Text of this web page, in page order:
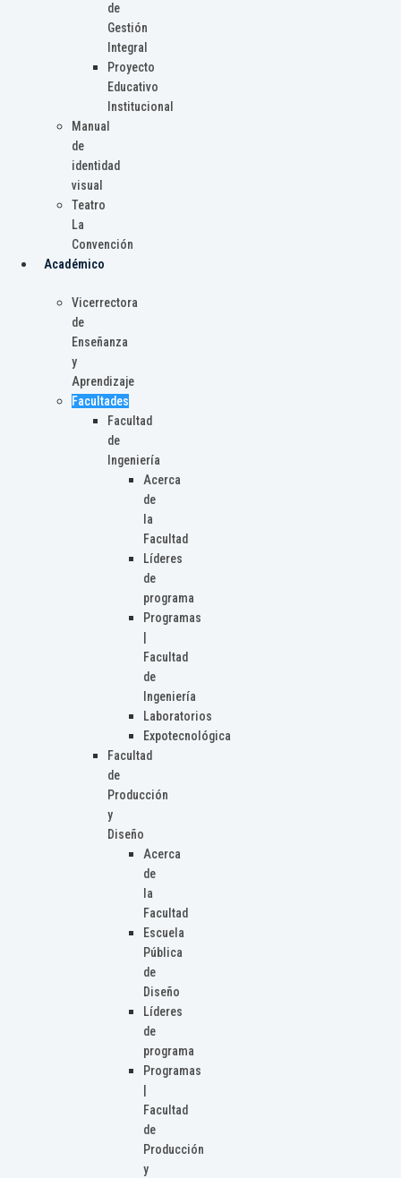
de
Gestión
Integral
Proyecto
Educativo
Institucional
Manual
de
identidad
visual
Teatro
La
Convención
Académico
Vicerrectora
de
Enseñanza
y
Aprendizaje
Facultades
Facultad
de
Ingeniería
Acerca
de
la
Facultad
Líderes
de
programa
Programas
Facultad
de
Ingeniería
Laboratorios
Expotecnológica
Facultad
de
Producción
y
Diseño
Acerca
de
la
Facultad
Escuela
Pública
de
Diseño
Líderes
de
programa
Programas
Facultad
de
Producción
y